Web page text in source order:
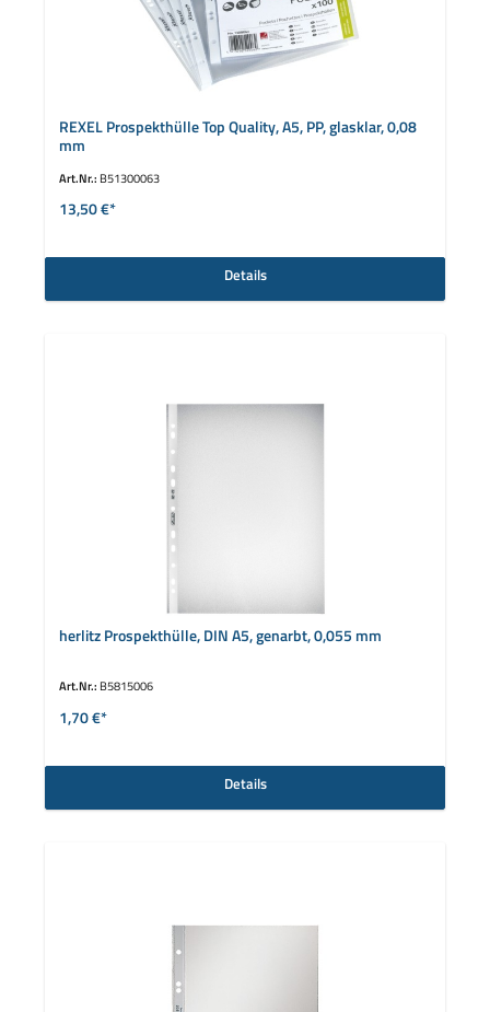
REXEL Prospekthülle Top Quality, A5, PP, glasklar, 0,08
mm
Art.Nr.: B51300063
13,50 €*
Details
herlitz Prospekthülle, DIN A5, genarbt, 0,055 mm
Art.Nr.: B5815006
1,70 €*
Details